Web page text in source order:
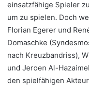
einsatzfähige Spieler
um zu spielen. Doch
Florian Egerer und
Domaschke
nach Kreuzbandriss),
und Jeroen Al-
den spielfähigen